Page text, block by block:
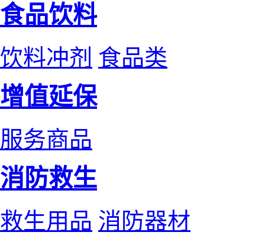
食品饮料
饮料冲剂 食品类
增值延保
服务商品
消防救生
救生用品 消防器材